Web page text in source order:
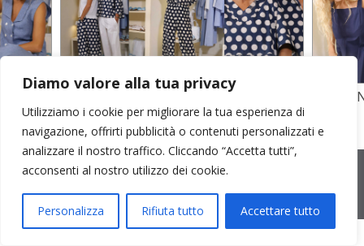
Diamo valore alla tua privacy
Utilizziamo i cookie per migliorare la tua esperienza di
navigazione, offrirti pubblicità o contenuti personalizzati e
analizzare il nostro traffico. Cliccando “Accetta tutti”,
acconsenti al nostro utilizzo dei cookie.
Personalizza Rifiuta tutto Accettare tutto
STAMPA SU CREPE SETA E POPELINE
COTONE
| sede operativa: Via Emilia 8, 20881
Bernareggio MB | sede legale: via Duca degli Abruzzi 7/A, 20871
Vimercate MB | r.e.a.: MB-2559099 | C.F / P.IVA IT10810090968 |
PEC cristinabonfanti@open.legalmail.it|credits